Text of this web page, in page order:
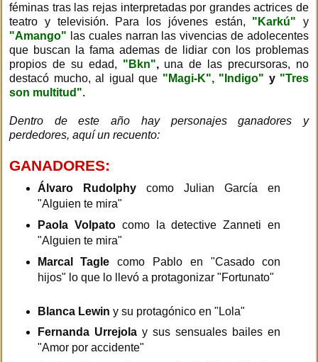
féminas tras las rejas interpretadas por grandes actrices de
teatro y televisión. Para los jóvenes están, "Karkú" y
"Amango" las cuales narran las vivencias de adolecentes
que buscan la fama ademas de lidiar con los problemas
propios de su edad, "Bkn",una de las precursoras, no
destacó mucho, al igual que "Magi-K", "Indigo" y "Tres
son multitud".
Dentro de este año hay personajes ganadores y
perdedores, aquí un recuento:
GANADORES:
Álvaro Rudolphycomo Julian García en
"Alguien te mira"
Paola Volpatocomo la detective Zanneti en
"Alguien te mira"
Marcal Tagle como Pablo en "Casado con
hijos" lo que lo llevó a protagonizar "Fortunato"
Blanca Lewin y su protagónico en "Lola"
Fernanda Urrejolay sus sensuales bailes en
"Amor por accidente"